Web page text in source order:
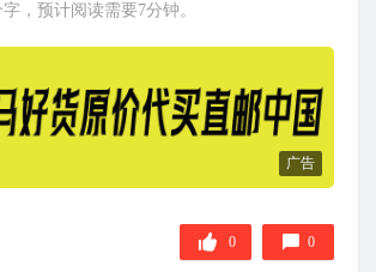
，预计阅读需要7分钟。
广告
0 0